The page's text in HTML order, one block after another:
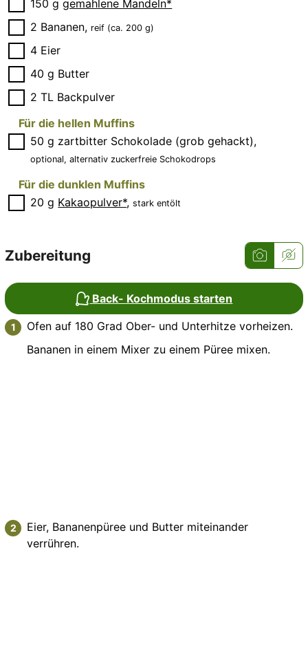
150 g gemahlene Mandeln*
▢
2 Bananen, reif (ca. 200 g)
▢
4 Eier
▢
40 g Butter
▢
2 TL Backpulver
Für die hellen Muffins
▢
50 g zartbitter Schokolade (grob gehackt),
optional, alternativ zuckerfreie Schokodrops
Für die dunklen Muffins
▢
20 g Kakaopulver*,stark entölt
Zubereitung
Back- Kochmodus starten
Ofen auf 180 Grad Ober- und Unterhitze vorheizen.
Bananen in einem Mixer zu einem Püree mixen.
Eier, Bananenpüree und Butter miteinander
verrühren.